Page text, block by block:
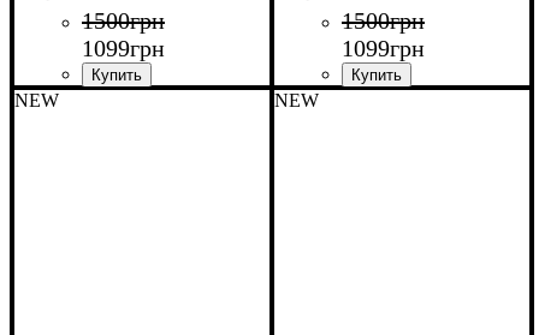
1500грн
1099грн
1500грн
1099грн
NEW NEW